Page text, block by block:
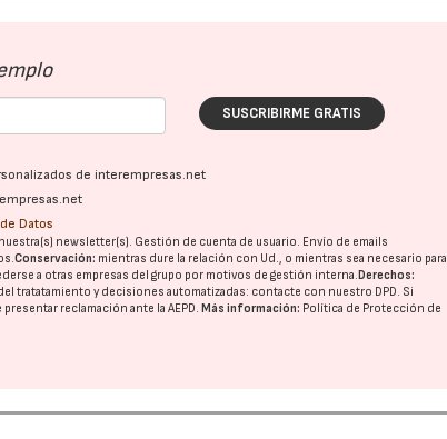
SUSCRIBIRME GRATIS
de interempresas.net
Datos
newsletter(s). Gestión de cuenta de usuario. Envío de emails
Conservación: mientras dure la relación con Ud., o mientras sea necesario para
a otras empresas del grupo por motivos de gestión interna. Derechos:
tratatamiento y decisiones automatizadas: contacte con nuestro DPD. Si
presentar reclamación ante laAEPD. Más información: Política de Protección de